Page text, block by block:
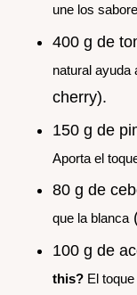
une los
400 g de
natural ayuda
cherry).
150 g de
Aporta el
80 g de
que la blanca
100 g de
this? El